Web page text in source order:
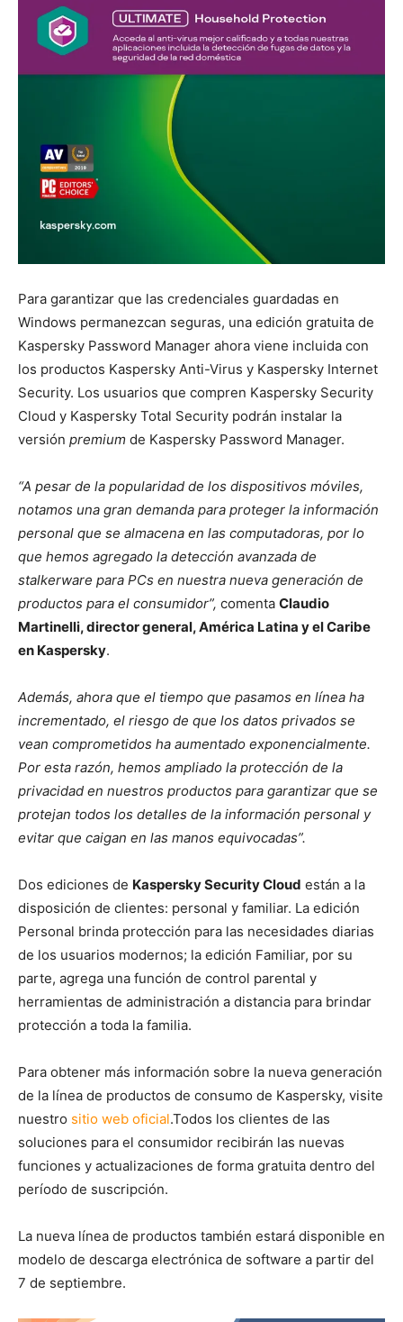
Para garantizar que las credenciales guardadas en
Windows permanezcan seguras, una edición gratuita de
Kaspersky Password Manager ahora viene incluida con
los productos Kaspersky Anti-Virus y Kaspersky Internet
Security. Los usuarios que compren Kaspersky Security
Cloud y Kaspersky Total Security podrán instalar la
versión premium de Kaspersky Password Manager.
“A pesar de la popularidad de los dispositivos móviles,
notamos una gran demanda para proteger la información
personal que se almacena en las computadoras, por lo
que hemos agregado la detección avanzada de
stalkerware para PCs en nuestra nueva generación de
productos para el consumidor”, comenta Claudio
Martinelli, director general, América Latina y el Caribe
en Kaspersky.
Además, ahora que el tiempo que pasamos en línea ha
incrementado, el riesgo de que los datos privados se
vean comprometidos ha aumentado exponencialmente.
Por esta razón, hemos ampliado la protección de la
privacidad en nuestros productos para garantizar que se
protejan todos los detalles de la información personal y
evitar que caigan en las manos equivocadas”.
Dos ediciones de Kaspersky Security Cloud están a la
disposición de clientes: personal y familiar. La edición
Personal brinda protección para las necesidades diarias
de los usuarios modernos; la edición Familiar, por su
parte, agrega una función de control parental y
herramientas de administración a distancia para brindar
protección a toda la familia.
Para obtener más información sobre la nueva generación
de la línea de productos de consumo de Kaspersky, visite
nuestro sitio web oficial.Todos los clientes de las
soluciones para el consumidor recibirán las nuevas
funciones y actualizaciones de forma gratuita dentro del
período de suscripción.
La nueva línea de productos también estará disponible en
modelo de descarga electrónica de software a partir del
7 de septiembre.